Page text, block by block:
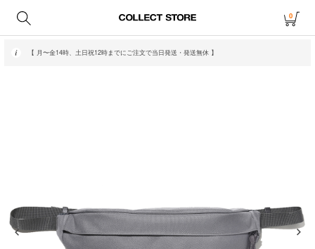
0
【 月〜金14時、土日祝12時までにご注文で当日発送・発送無休 】